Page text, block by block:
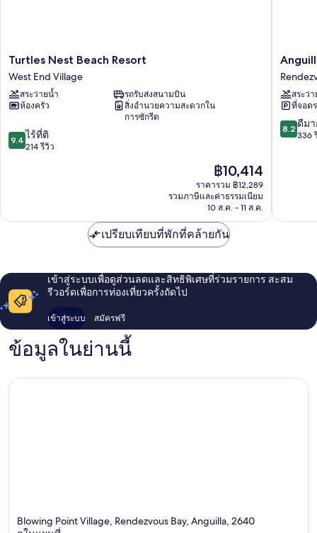
Turtles
Nest
Beach
Resort
West
Village
Turtles Nest Beach Resort
West End Village
สระว่ายน้ำ
รถรับส่งสนามบิน
ห้องครัว
สิ่งอำนวยความสะดวกใน
การซักรีด
9.4
จาก
รีวิว
9.4 ไร้ที่ติ
214 รีวิว
ราคา
ปัจจุบัน
คือ
฿10,414
฿10,414
ราคารวม ฿12,289
รวมภาษีและค่าธรรมเนียม
10 ส.ค. - 11 ส.ค.
Anguilla
Great
House
Beach
Resort
Bay
สระว่
ที่จอด
8.2
จาก
8.2 ดีม
336
เปรียบเทียบที่พักที่คล้ายกัน
เข้าสู่ระบบเพื่อดูส่วนลดและสิทธิพิเศษที่ร่วมรายการ สะสม
รีวอร์ดเพื่อการท่องเที่ยวครั้งถัดไป
เข้าสู่ระบบ สมัครฟรี
ข้อมูลในย่านนี้
Blowing Point Village, Rendezvous Bay, Anguilla, 2640